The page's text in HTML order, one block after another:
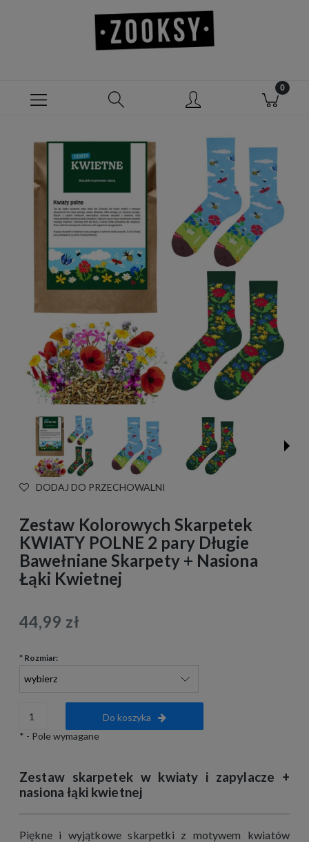
DODAJ DO PRZECHOWALNI
Zestaw Kolorowych Skarpetek
KWIATY POLNE 2 pary Długie
Bawełniane Skarpety + Nasiona
Łąki Kwietnej
44,99 zł
* Rozmiar:
Do koszyka
* - Pole wymagane
Zestaw skarpetek w kwiaty i zapylacze +
nasiona łąki kwietnej
Piękne i wyjątkowe skarpetki z motywem kwiatów